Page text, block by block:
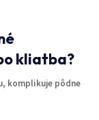
kliatba?
komplikuje pôdne